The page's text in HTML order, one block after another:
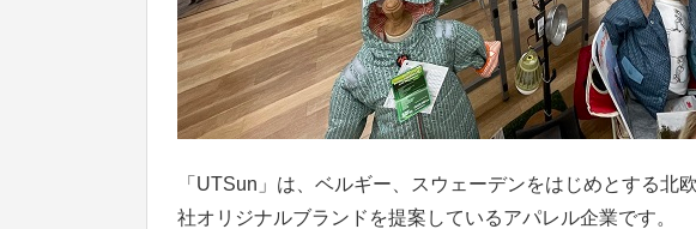
「UTSun」は、ベルギー、スウェーデンをはじめとする北
社オリジナルブランドを提案しているアパレル企業です。